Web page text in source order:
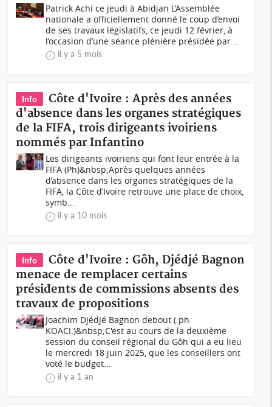
Patrick Achi ce jeudi à Abidjan L’Assemblée
nationale a officiellement donné le coup d’envoi
de ses travaux législatifs, ce jeudi 12 février, à
l’occasion d’une séance plénière présidée par...
il y a 5 mois
Info
Côte d'Ivoire : Après des années
d'absence dans les organes stratégiques
de la FIFA, trois dirigeants ivoiriens
nommés par Infantino
Les dirigeants ivoiriens qui font leur entrée à la
FIFA (Ph)&nbsp;Après quelques années
d’absence dans les organes stratégiques de la
FIFA, la Côte d’Ivoire retrouve une place de choix,
symb...
il y a 10 mois
Info
Côte d'Ivoire : Gôh, Djédjé Bagnon
menace de remplacer certains
présidents de commissions absents des
travaux de propositions
Joachim Djédjé Bagnon debout (.ph
KOACI.)&nbsp;C'est au cours de la deuxième
session du conseil régional du Gôh qui a eu lieu
le mercredi 18 juin 2025, que les conseillers ont
voté le budget...
il y a 1 an